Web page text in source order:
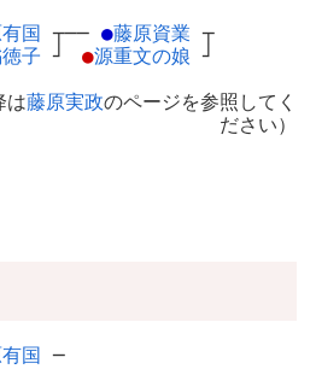
国 ┬
子 ┘
── ●藤原資業 ┬
●源重文の娘 ┘
は藤原実政のページを参照してく
ださい）
国 ─